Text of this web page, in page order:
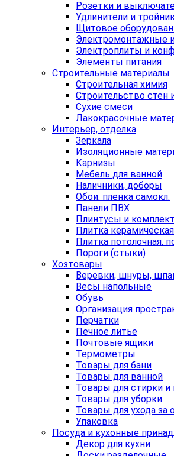
Розетки и
Удлинители и
Щитовое
Электромонтажные
Электроплиты и
Элементы питания
Строительные материалы
Строительная химия
Строительство стен
Сухие смеси
Лакокрасочные
Интерьер, отделка
Зеркала
Изоляционные
Карнизы
Мебель для ванной
Наличники, доборы
Обои. пленка самокл.
Панели ПВХ
Плинтусы и
Плитка керамическая
Плитка потолочная.
Пороги (стыки)
Хозтовары
Веревки, шнуры,
Весы напольные
Обувь
Организация
Перчатки
Печное литье
Почтовые ящики
Термометры
Товары для бани
Товары для ванной
Товары для стирки и
Товары для уборки
Товары для ухода
Упаковка
Посуда и кухонные
Декор для кухни